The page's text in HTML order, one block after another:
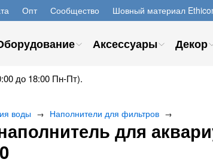
Опт Сообщество Шовный материал
Аксессуары Декор
до 18:00 Пн-Пт).
воды → Наполнители для фильтров →
для